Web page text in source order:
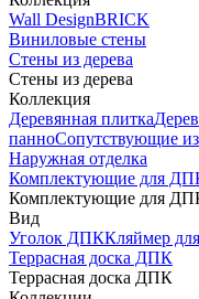
Wall DesignBRICK
Виниловые стены
Стены из дерева
Стены из дерева
Коллекция
Деревянная плитка
панноСопутствующие
Наружная отделка
Комплектующие для
Комплектующие для
Вид
Уголок ДПККляймер
Террасная доска ДПК
Террасная доска ДПК